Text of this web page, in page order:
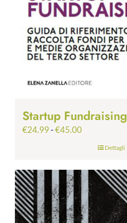
Startup Fundraising
€24.99-€45.00Fascia
€24.99
€45.00
Dettagli